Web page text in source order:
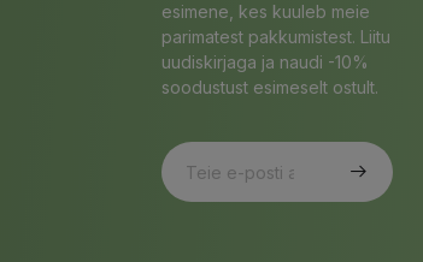
esimene, kes kuuleb meie
parimatest pakkumistest. Liitu
uudiskirjaga ja naudi -10%
soodustust esimeselt ostult.